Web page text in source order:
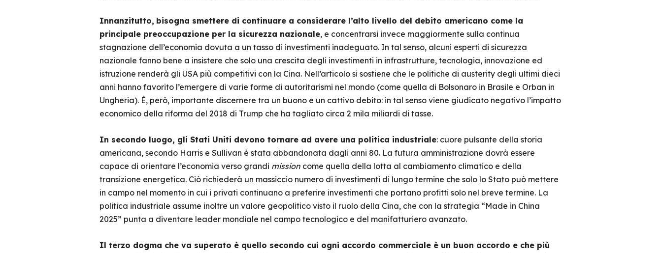
Innanzitutto, bisogna smettere di continuare a considerare l’alto livello del debito americano come la
principale preoccupazione per la sicurezza nazionale, e concentrarsi invece maggiormente sulla continua
stagnazione dell’economia dovuta a un tasso di investimenti inadeguato. In tal senso, alcuni esperti di sicurezza
nazionale fanno bene a insistere che solo una crescita degli investimenti in infrastrutture, tecnologia, innovazione ed
istruzione renderà gli USA più competitivi con la Cina. Nell’articolo si sostiene che le politiche di austerity degli ultimi dieci
anni hanno favorito l’emergere di varie forme di autoritarismi nel mondo (come quella di Bolsonaro in Brasile e Orban in
Ungheria). È, però, importante discernere tra un buono e un cattivo debito: in tal senso viene giudicato negativo l’impatto
economico della riforma del 2018 di Trump che ha tagliato circa 2 mila miliardi di tasse.
In secondo luogo, gli Stati Uniti devono tornare ad avere una politica industriale: cuore pulsante della storia
americana, secondo Harris e Sullivan è stata abbandonata dagli anni 80. La futura amministrazione dovrà essere
capace di orientare l’economia verso grandi missioncome quella della lotta al cambiamento climatico e della
transizione energetica. Ciò richiederà un massiccio numero di investimenti di lungo termine che solo lo Stato può mettere
in campo nel momento in cui i privati continuano a preferire investimenti che portano profitti solo nel breve termine. La
politica industriale assume inoltre un valore geopolitico visto il ruolo della Cina, che con la strategia “Made in China
2025” punta a diventare leader mondiale nel campo tecnologico e del manifatturiero avanzato.
Il terzo dogma che va superato è quello secondo cui ogni accordo commerciale è un buon accordo e che più